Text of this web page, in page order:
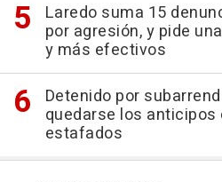
Laredo suma 15
por agresión, y pide
y más efectivos
Detenido por
quedarse los
estafados